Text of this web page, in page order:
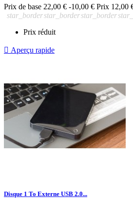
Prix de base 22,00 € -10,00 € Prix 12,00
star_borderstar_borderstar_border
Prix réduit
 Aperçu rapide
Disque 1 To Externe USB 2.0...